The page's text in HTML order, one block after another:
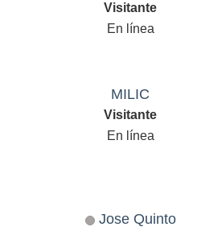
Visitante
En línea
MILIC
Visitante
En línea
Jose Quinto